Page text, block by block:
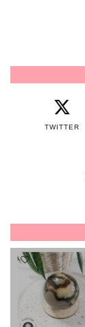
TWITTER